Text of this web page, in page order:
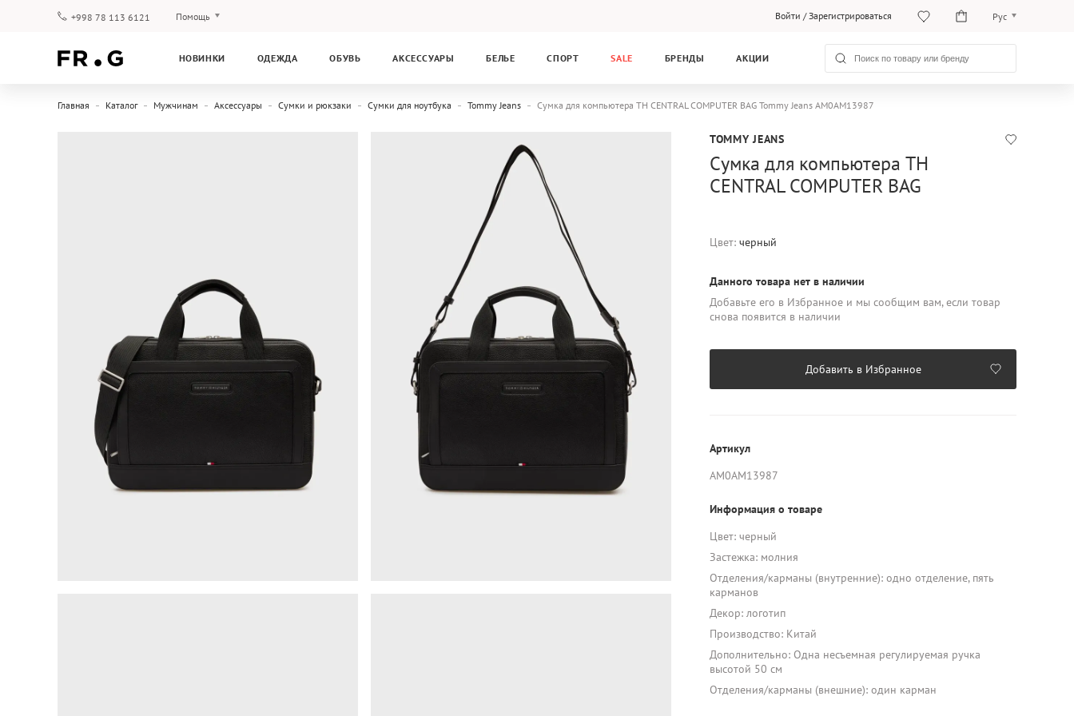
+998 78 113 6121 Помощь Войти /Зарегистрироваться Рус
Рус
НОВИНКИ ОДЕЖДА ОБУВЬ АКСЕССУАРЫ БЕЛЬЕ СПОРТ SALE БРЕНДЫ АКЦИИ
Главная Каталог Мужчинам Аксессуары Сумки и рюкзаки Сумки для ноутбука Tommy Jeans Сумка для компьютера TH CENTRAL COMPUTER BAG Tommy Jeans AM0AM13987
TOMMY JEANS
Сумка для компьютера TH
CENTRAL COMPUTER BAG
Цвет: черный
Данного товара нет в наличии
Добавьте его в Избранное и мы сообщим вам, если товар
снова появится в наличии
Добавить в Избранное
Артикул
AM0AM13987
Информация о товаре
Цвет: черный
Застежка: молния
Отделения/карманы (внутренние): одно отделение, пять
карманов
Декор: логотип
Производство: Китай
Дополнительно: Одна несъемная регулируемая ручка
высотой 50 см
Отделения/карманы (внешние): один карман